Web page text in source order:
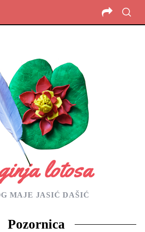
MAJE JASIĆ DAŠIĆ
Pozornica